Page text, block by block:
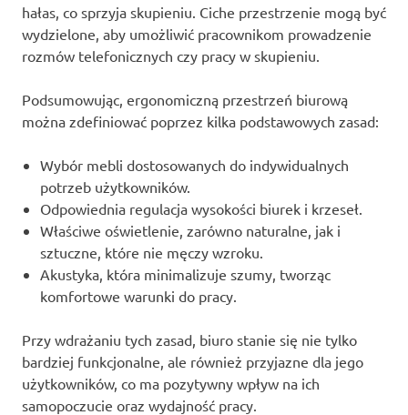
hałas, co sprzyja skupieniu. Ciche przestrzenie mogą być
wydzielone, aby umożliwić pracownikom prowadzenie
rozmów telefonicznych czy pracy w skupieniu.
Podsumowując, ergonomiczną przestrzeń biurową
można zdefiniować poprzez kilka podstawowych zasad:
Wybór mebli dostosowanych do indywidualnych
potrzeb użytkowników.
Odpowiednia regulacja wysokości biurek i krzeseł.
Właściwe oświetlenie, zarówno naturalne, jak i
sztuczne, które nie męczy wzroku.
Akustyka, która minimalizuje szumy, tworząc
komfortowe warunki do pracy.
Przy wdrażaniu tych zasad, biuro stanie się nie tylko
bardziej funkcjonalne, ale również przyjazne dla jego
użytkowników, co ma pozytywny wpływ na ich
samopoczucie oraz wydajność pracy.